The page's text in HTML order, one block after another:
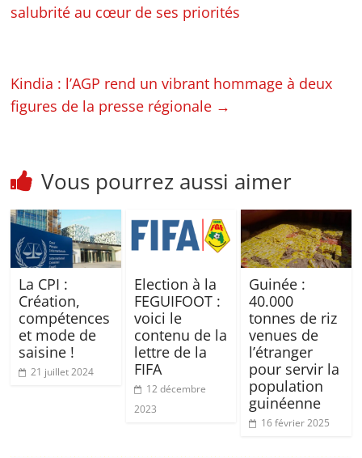
salubrité au cœur de ses priorités
Kindia : l’AGP rend un vibrant hommage à deux
figures de la presse régionale →
Vous pourrez aussi aimer
La CPI :
Création,
compétences
et mode de
saisine !
21 juillet 2024
Election à la
FEGUIFOOT :
voici le
contenu de la
lettre de la
FIFA
12 décembre
2023
Guinée :
40.000
tonnes de riz
venues de
l’étranger
pour servir la
population
guinéenne
16 février 2025